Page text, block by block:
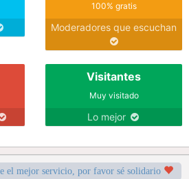
100% gratis
Moderadores que escuchan
Visitantes
Muy visitado
Lo mejor
el mejor servicio, por favor sé solidario